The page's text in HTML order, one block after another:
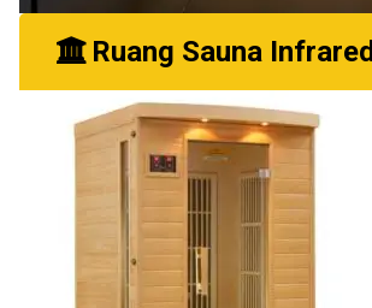
Ruang Sauna Infrared